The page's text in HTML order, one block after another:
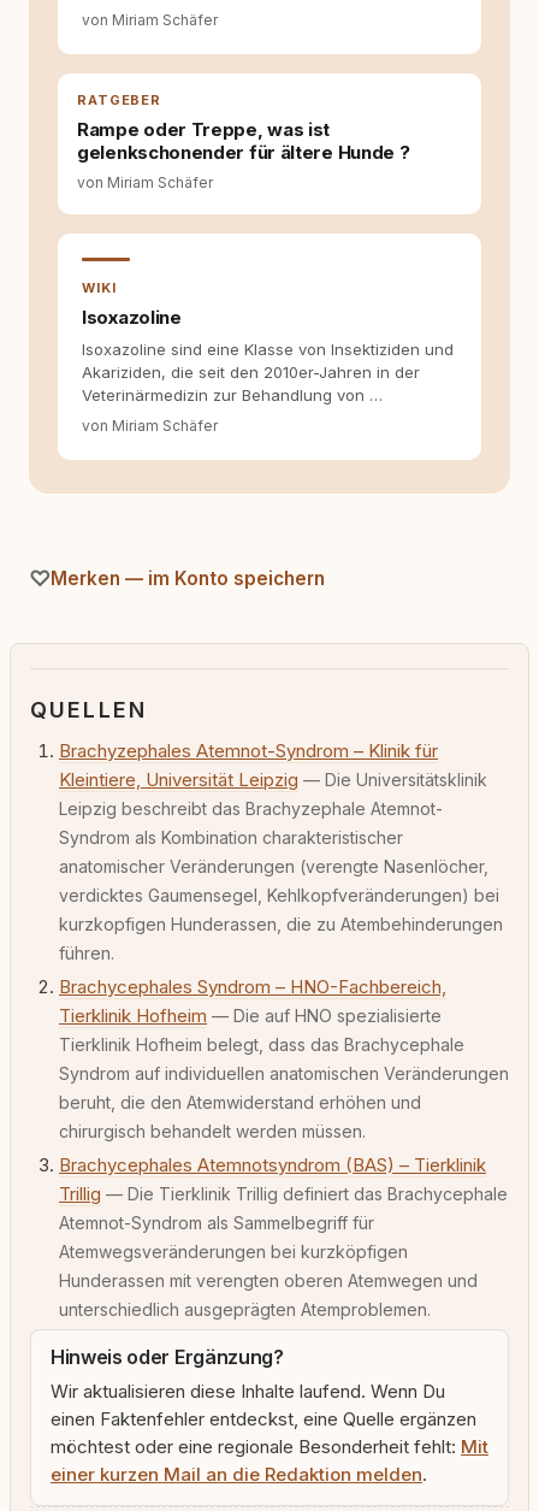
von Miriam Schäfer
RATGEBER
Rampe oder Treppe, was ist
gelenkschonender für ältere Hunde ?
von Miriam Schäfer
WIKI
Isoxazoline
Isoxazoline sind eine Klasse von Insektiziden und
Akariziden, die seit den 2010er-Jahren in der
Veterinärmedizin zur Behandlung von …
von Miriam Schäfer
Merken — im Konto speichern
QUELLEN
Brachyzephales Atemnot-Syndrom – Klinik für
Kleintiere, Universität Leipzig — Die Universitätsklinik
Leipzig beschreibt das Brachyzephale Atemnot-
Syndrom als Kombination charakteristischer
anatomischer Veränderungen (verengte Nasenlöcher,
verdicktes Gaumensegel, Kehlkopfveränderungen) bei
kurzkopfigen Hunderassen, die zu Atembehinderungen
führen.
Brachycephales Syndrom – HNO-Fachbereich,
Tierklinik Hofheim — Die auf HNO spezialisierte
Tierklinik Hofheim belegt, dass das Brachycephale
Syndrom auf individuellen anatomischen Veränderungen
beruht, die den Atemwiderstand erhöhen und
chirurgisch behandelt werden müssen.
Brachycephales Atemnotsyndrom (BAS) – Tierklinik
Trillig — Die Tierklinik Trillig definiert das Brachycephale
Atemnot-Syndrom als Sammelbegriff für
Atemwegsveränderungen bei kurzköpfigen
Hunderassen mit verengten oberen Atemwegen und
unterschiedlich ausgeprägten Atemproblemen.
Hinweis oder Ergänzung?
Wir aktualisieren diese Inhalte laufend. Wenn Du
einen Faktenfehler entdeckst, eine Quelle ergänzen
möchtest oder eine regionale Besonderheit fehlt: Mit
einer kurzen Mail an die Redaktion melden.